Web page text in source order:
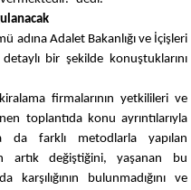
adına Adalet Bakanlığı ve İçişleri
bir şekilde konuştuklarını
firmalarının yetkilileri ve
toplantıda konu ayrıntılarıyla
da farklı metodlarla yapılan
artık değiştiğini, yaşanan bu
bulunmadığını ve